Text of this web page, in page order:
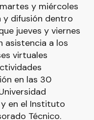
y miércoles
y difusión dentro
jueves y viernes
asistencia a los
virtuales
en las 30
y en el Instituto
Técnico.